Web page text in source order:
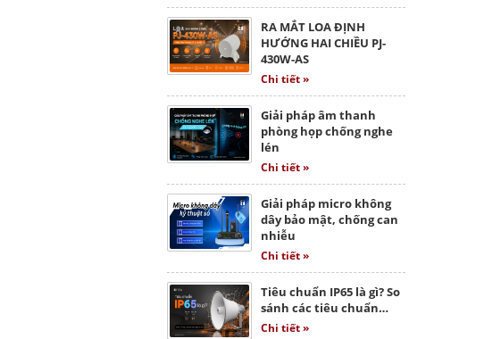
RA MẮT LOA ĐỊNH
HƯỚNG HAI CHIỀU PJ-
430W-AS
Chi tiết »
Giải pháp âm thanh
phòng họp chống nghe
lén
Chi tiết »
Giải pháp micro không
dây bảo mật, chống can
nhiễu
Chi tiết »
Tiêu chuẩn IP65 là gì? So
sánh các tiêu chuẩn…
Chi tiết »